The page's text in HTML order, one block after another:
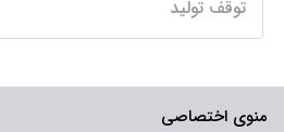
توقف تولید
منوی اختصاصی